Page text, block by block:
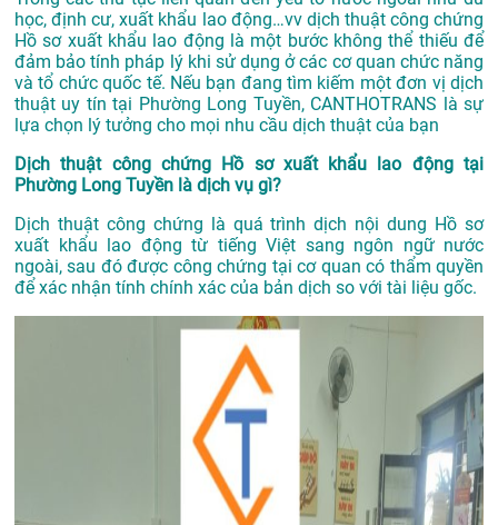
học, định cư, xuất khẩu lao động…vv dịch thuật công chứng
Hồ sơ xuất khẩu lao động là một bước không thể thiếu để
đảm bảo tính pháp lý khi sử dụng ở các cơ quan chức năng
và tổ chức quốc tế. Nếu bạn đang tìm kiếm một đơn vị dịch
thuật uy tín tại Phường Long Tuyền, CANTHOTRANS là sự
lựa chọn lý tưởng cho mọi nhu cầu dịch thuật của bạn
Dịch thuật công chứng Hồ sơ xuất khẩu lao động tại
Phường Long Tuyền là dịch vụ gì?
Dịch thuật công chứng là quá trình dịch nội dung Hồ sơ
xuất khẩu lao động từ tiếng Việt sang ngôn ngữ nước
ngoài, sau đó được công chứng tại cơ quan có thẩm quyền
để xác nhận tính chính xác của bản dịch so với tài liệu gốc.